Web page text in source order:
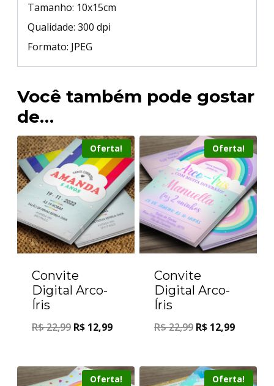
Tamanho: 10x15cm
Qualidade: 300 dpi
Formato: JPEG
Você também pode gostar
de…
Oferta!
Convite
Digital Arco-
Íris
R$22,99 R$ 12,99
Oferta!
Convite
Digital Arco-
Íris
R$22,99 R$ 12,99
Oferta! Oferta!